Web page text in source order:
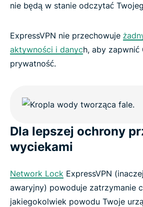
nie będą w stanie odczytać
ExpressVPN nie przechowuje
aktywności i danych, aby zapwnić
prywatność.
Dla lepszej ochrony
wyciekami
Network Lock ExpressVPN
awaryjny) powoduje zatrzymanie
jakiegokolwiek powodu Twoje